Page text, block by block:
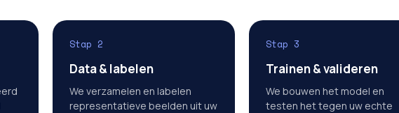
Stap 2
Data & labelen
We verzamelen en labelen
representatieve beelden uit uw
Stap 3
Trainen & valideren
We bouwen het model en
testen het tegen uw echte